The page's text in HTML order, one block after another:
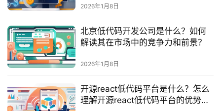
元
联
系
我
们
2026年1月8日
北京低代码开发公司是什么？如何
解读其在市场中的竞争力和前景？
2026年1月8日
开源react低代码平台是什么？怎么
理解开源react低代码平台的优势与